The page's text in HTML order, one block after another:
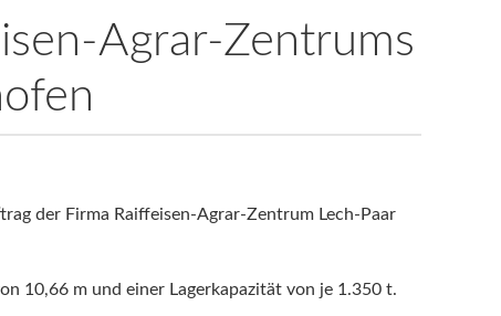
Agrar-Zentrums
der Firma Raiffeisen-Agrar-Zentrum Lech-Paar
10,66 m und einer Lagerkapazität von je 1.350 t.